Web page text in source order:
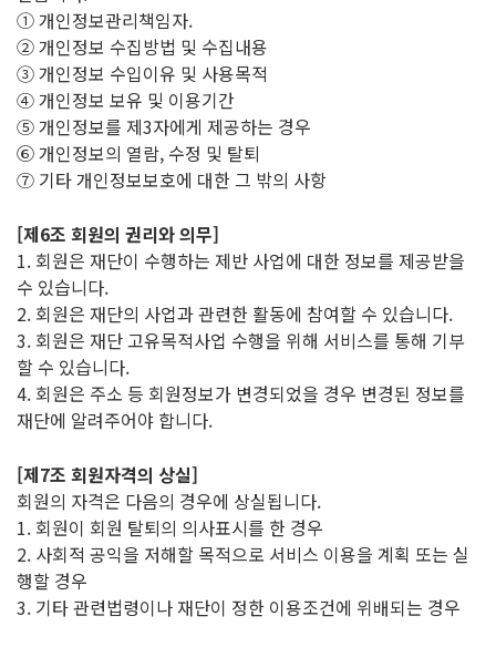
① 개인정보관리책임자.
② 개인정보 수집방법 및 수집내용
③ 개인정보 수입이유 및 사용목적
④ 개인정보 보유 및 이용기간
⑤ 개인정보를 제3자에게 제공하는 경우
⑥ 개인정보의 열람, 수정 및 탈퇴
⑦ 기타 개인정보보호에 대한 그 밖의 사항
[제6조 회원의 권리와 의무]
1. 회원은 재단이 수행하는 제반 사업에 대한 정보를 제공받을
수 있습니다.
2. 회원은 재단의 사업과 관련한 활동에 참여할 수 있습니다.
3. 회원은 재단 고유목적사업 수행을 위해 서비스를 통해 기부
할 수 있습니다.
4. 회원은 주소 등 회원정보가 변경되었을 경우 변경된 정보를
재단에 알려주어야 합니다.
[제7조 회원자격의 상실]
회원의 자격은 다음의 경우에 상실됩니다.
1. 회원이 회원 탈퇴의 의사표시를 한 경우
2. 사회적 공익을 저해할 목적으로 서비스 이용을 계획 또는 실
행할 경우
3. 기타 관련법령이나 재단이 정한 이용조건에 위배되는 경우